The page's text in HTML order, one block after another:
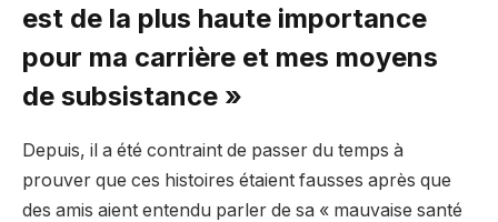
est de la plus haute importance
pour ma carrière et mes moyens
de subsistance »
Depuis, il a été contraint de passer du temps à
prouver que ces histoires étaient fausses après que
des amis aient entendu parler de sa « mauvaise santé